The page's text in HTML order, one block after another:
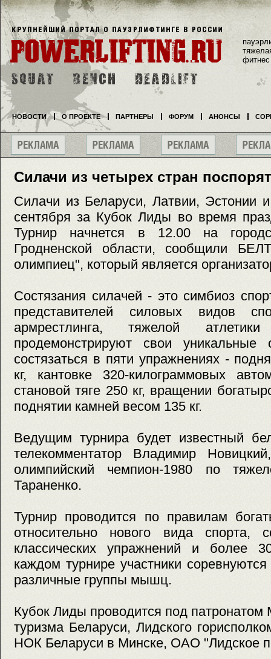
Силачи из четырех стран
Силачи из Беларуси, Латвии, Эстонии
сентября за Кубок Лиды во время
Турнир начнется в 12.00 на
Гродненской области, сообщили
олимпиец", который является
Состязания силачей - это симбиоз
представителей силовых видов
армрестлинга, тяжелой
продемонстрируют свои уникальные
состязаться в пяти упражнениях -
кг, кантовке 320-килограммовых
становой тяге 250 кг, вращении
поднятии камней весом 135 кг.
Ведущим турнира будет известный
телекомментатор Владимир
олимпийский чемпион-1980 по
Тараненко.
Турнир проводится по правилам
относительно нового вида спорта,
классических упражнений и более
каждом турнире участники
различные группы мышц.
Кубок Лиды проводится под патронатом
туризма Беларуси, Лидского
НОК Беларуси в Минске, ОАО "Лидское
фитнес
НОВОСТИ О ПРОЕКТЕ ПАРТНЕРЫ ФОРУМ АНОНСЫ